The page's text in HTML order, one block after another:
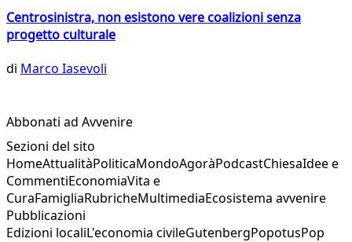
Centrosinistra, non esistono vere coalizioni senza
progetto culturale
di Marco Iasevoli
Abbonati ad Avvenire
Sezioni del sito
HomeAttualitàPoliticaMondoAgoràPodcastChiesaIdee e
CommentiEconomiaVita e
CuraFamigliaRubricheMultimediaEcosistema avvenire
Pubblicazioni
Edizioni localiL'economia civileGutenbergPopotusPop